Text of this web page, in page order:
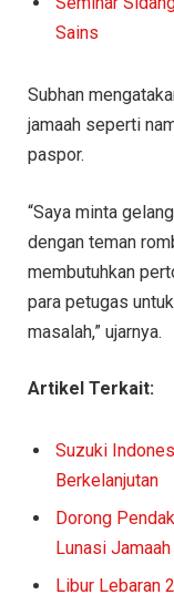
Sains
Subhan
jamaah seperti
paspor.
“Saya minta
dengan teman
membutuhkan
para petugas
masalah,” ujarnya.
Artikel Terkait:
Suzuki
Berkelanjutan
Dorong
Lunasi
Libur Lebaran